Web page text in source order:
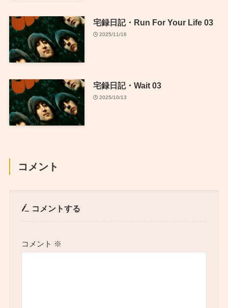
宅録日記・Run For Your Life 03
2025/11/16
宅録日記・Wait 03
2025/10/13
コメント
コメントする
コメント ※